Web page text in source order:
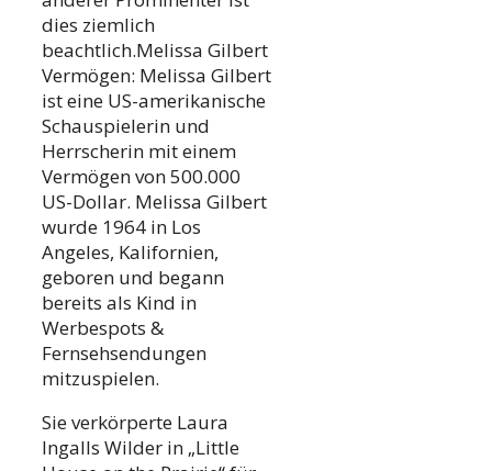
dies ziemlich
beachtlich.Melissa Gilbert
Vermögen: Melissa Gilbert
ist eine US-amerikanische
Schauspielerin und
Herrscherin mit einem
Vermögen von 500.000
US-Dollar. Melissa Gilbert
wurde 1964 in Los
Angeles, Kalifornien,
geboren und begann
bereits als Kind in
Werbespots &
Fernsehsendungen
mitzuspielen.
Sie verkörperte Laura
Ingalls Wilder in „Little